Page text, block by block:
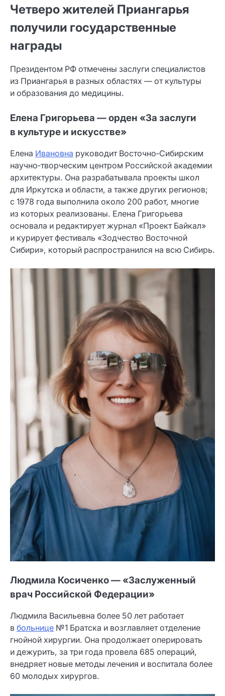
Четверо жителей Приангарья
получили государственные
награды
Президентом РФ отмечены заслуги специалистов
из Приангарья в разных областях — от культуры
и образования до медицины.
Елена Григорьева — орден «За заслуги
в культуре и искусстве»
Елена Ивановна руководит Восточно‑Сибирским
научно‑творческим центром Российской академии
архитектуры. Она разрабатывала проекты школ
для Иркутска и области, а также других регионов;
с 1978 года выполнила около 200 работ, многие
из которых реализованы. Елена Григорьева
основала и редактирует журнал «Проект Байкал»
и курирует фестиваль «Зодчество Восточной
Сибири», который распространился на всю Сибирь.
Людмила Косиченко — «Заслуженный
врач Российской Федерации»
Людмила Васильевна более 50 лет работает
в больнице №1 Братска и возглавляет отделение
гнойной хирургии. Она продолжает оперировать
и дежурить, за три года провела 685 операций,
внедряет новые методы лечения и воспитала более
60 молодых хирургов.